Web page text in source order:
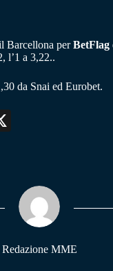
Barcellona perBetFlag
l’1 a 3,22..
da Snai ed Eurobet.
Redazione MME